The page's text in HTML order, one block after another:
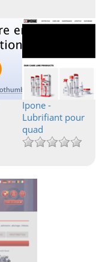
Ipone -
Lubrifiant pour
quad